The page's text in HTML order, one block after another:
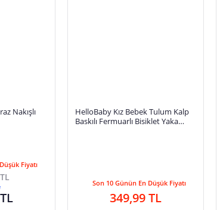
Nakışlı
Fiyatı
HelloBaby Kız Bebek Tulum Kalp
Baskılı Fermuarlı Bisiklet Yaka
Son 10 Günün En Düşük Fiyatı
349,99 TL